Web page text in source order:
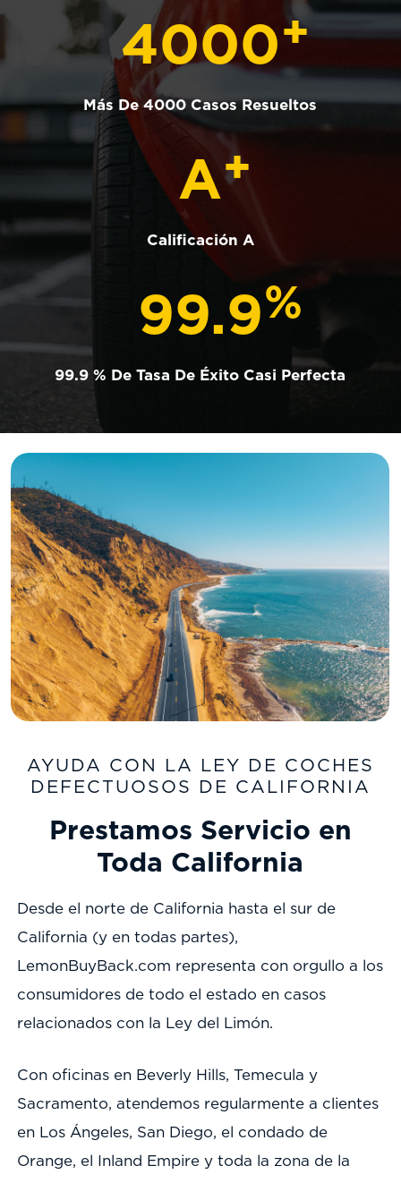
4000+
Más De 4000 Casos Resueltos
A+
Calificación A
99.9%
99.9 % De Tasa De Éxito Casi Perfecta
AYUDA CON LA LEY DE COCHES
DEFECTUOSOS DE CALIFORNIA
Prestamos Servicio en
Toda California
Desde el norte de California hasta el sur de
California (y en todas partes),
LemonBuyBack.com representa con orgullo a los
consumidores de todo el estado en casos
relacionados con la Ley del Limón.
Con oficinas en Beverly Hills, Temecula y
Sacramento, atendemos regularmente a clientes
en Los Ángeles, San Diego, el condado de
Orange, el Inland Empire y toda la zona de la